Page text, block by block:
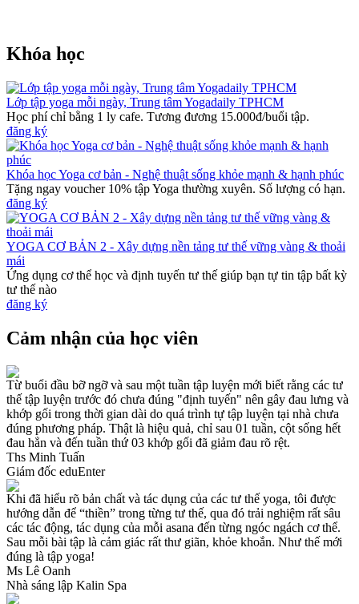
Khóa học
Lớp tập yoga mỗi ngày, Trung tâm Yogadaily TPHCM
Học phí chỉ bằng 1 ly cafe. Tương đương 15.000đ/buổi tập.
đăng ký
Khóa học Yoga cơ bản - Nghệ thuật sống khỏe mạnh & hạnh phúc
Tặng ngay voucher 10% tập Yoga thường xuyên. Số lượng có hạn.
đăng ký
YOGA CƠ BẢN 2 - Xây dựng nền tảng tư thế vững vàng & thoải
mái
Ứng dụng cơ thể học và định tuyến tư thế giúp bạn tự tin tập bất kỳ
tư thế nào
đăng ký
Cảm nhận của học viên
Từ buổi đầu bỡ ngỡ và sau một tuần tập luyện mới biết rằng các tư
thế tập luyện trước đó chưa đúng "định tuyến" nên gây đau lưng và
khớp gối trong thời gian dài do quá trình tự tập luyện tại nhà chưa
đúng phương pháp. Thật là hiệu quả, chỉ sau 01 tuần, cột sống hết
đau hẳn và đến tuần thứ 03 khớp gối đã giảm đau rõ rệt.
Ths Minh Tuấn
Giám đốc eduEnter
Khi đã hiểu rõ bản chất và tác dụng của các tư thế yoga, tôi được
hướng dẫn để “thiền” trong từng tư thế, qua đó trải nghiệm rất sâu
các tác động, tác dụng của mỗi asana đến từng ngóc ngách cơ thể.
Sau mỗi bài tập là cảm giác rất thư giãn, khỏe khoắn. Như thế mới
đúng là tập yoga!
Ms Lê Oanh
Nhà sáng lập Kalin Spa